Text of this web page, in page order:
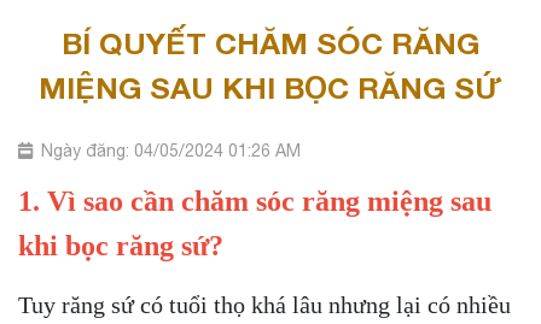
BÍ QUYẾT CHĂM SÓC RĂNG
MIỆNG SAU KHI BỌC RĂNG SỨ
Ngày đăng: 04/05/2024 01:26 AM
1. Vì sao cần chăm sóc răng miệng sau
khi bọc răng sứ?
Tuy răng sứ có tuổi thọ khá lâu nhưng lại có nhiều